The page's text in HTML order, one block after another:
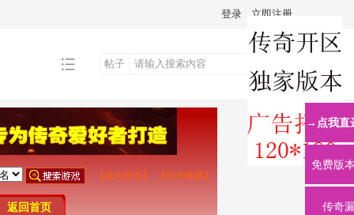
登录 立即注册
帖子
搜
索
→点我直
免费版
传奇